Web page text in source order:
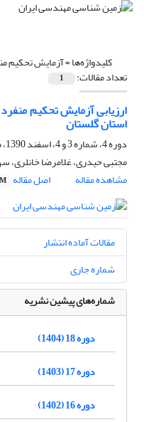
کلیدواژه‌ها =آزمایش تحکیم
تعداد مقالات: 1
ارزیابی آزمایش تحکیم
استان گلستان
دوره 4، شماره 3 و 4، اسفند 1390، صفحه
مجتبی حیدری، غلامرضا خانلری،
مشاهده مقاله
اصل مقاله
مقالات آماده انتشار
شماره جاری
شماره‌های پیشین نشریه
دوره 18 (1404)
دوره 17 (1403)
دوره 16 (1402)